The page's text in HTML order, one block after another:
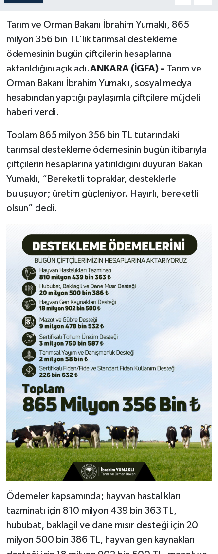
Tarım ve Orman Bakanı İbrahim Yumaklı, 865
milyon 356 bin TL’lik tarımsal destekleme
ödemesinin bugün çiftçilerin hesaplarına
aktarıldığını açıkladı.ANKARA (İGFA) - Tarım ve
Orman Bakanı İbrahim Yumaklı, sosyal medya
hesabından yaptığı paylaşımla çiftçilere müjdeli
haberi verdi.
Toplam 865 milyon 356 bin TL tutarındaki
tarımsal destekleme ödemesinin bugün itibarıyla
çiftçilerin hesaplarına yatırıldığını duyuran Bakan
Yumaklı, “Bereketli topraklar, desteklerle
buluşuyor; üretim güçleniyor. Hayırlı, bereketli
olsun” dedi.
Ödemeler kapsamında; hayvan hastalıkları
tazminatı için 810 milyon 439 bin 363 TL,
hububat, baklagil ve dane mısır desteği için 20
milyon 500 bin 386 TL, hayvan gen kaynakları